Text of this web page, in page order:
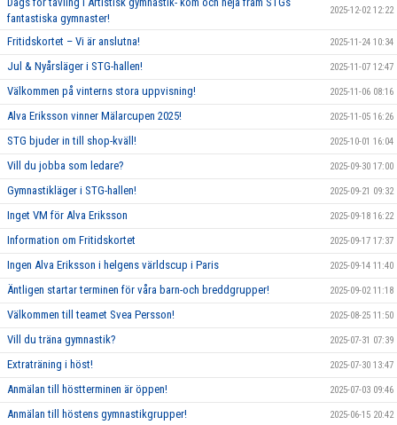
fantastiska gymnaster!
2025-12-02 12:22
Fritidskortet – Vi är anslutna! 2025-11-24 10:34
Jul & Nyårsläger i STG-hallen! 2025-11-07 12:47
Välkommen på vinterns stora uppvisning! 2025-11-06 08:16
Alva Eriksson vinner Mälarcupen 2025! 2025-11-05 16:26
STG bjuder in till shop-kväll! 2025-10-01 16:04
Vill du jobba som ledare? 2025-09-30 17:00
Gymnastikläger i STG-hallen! 2025-09-21 09:32
Inget VM för Alva Eriksson 2025-09-18 16:22
Information om Fritidskortet 2025-09-17 17:37
Ingen Alva Eriksson i helgens världscup i Paris 2025-09-14 11:40
Äntligen startar terminen för våra barn-och breddgrupper! 2025-09-02 11:18
Välkommen till teamet Svea Persson! 2025-08-25 11:50
Vill du träna gymnastik? 2025-07-31 07:39
Extraträning i höst! 2025-07-30 13:47
Anmälan till höstterminen är öppen! 2025-07-03 09:46
Anmälan till höstens gymnastikgrupper! 2025-06-15 20:42